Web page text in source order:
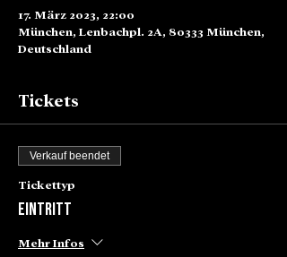
17. März 2023, 22:00
München, Lenbachpl. 2A, 80333 München,
Deutschland
Tickets
Verkauf beendet
Tickettyp
Eintritt
Mehr Infos